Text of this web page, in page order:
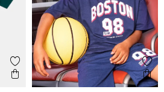
Ajouter aux favoris
Aperçu rapide